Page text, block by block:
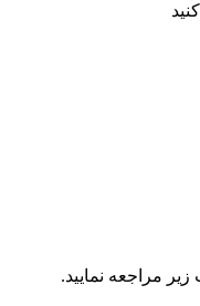
مراجعه نمایید.